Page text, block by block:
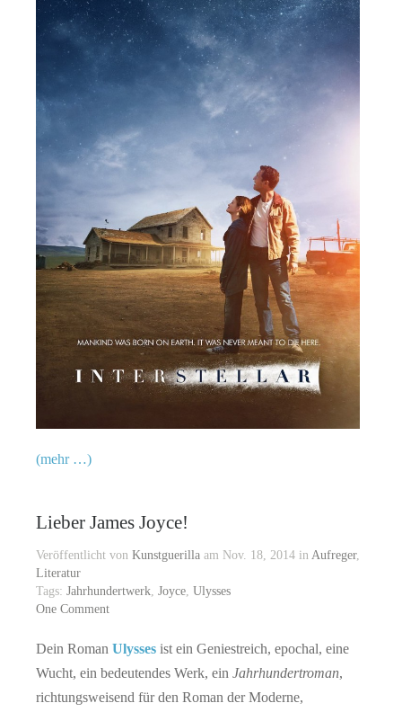
(mehr …)
Lieber James Joyce!
Veröffentlicht von Kunstguerillaam Nov. 18, 2014 in Aufreger,
Literatur
Tags: Jahrhundertwerk, Joyce, Ulysses
One Comment
Dein Roman Ulyssesist ein Geniestreich, epochal, eine
Wucht, ein bedeutendes Werk, ein Jahrhundertroman,
richtungsweisend für den Roman der Moderne,